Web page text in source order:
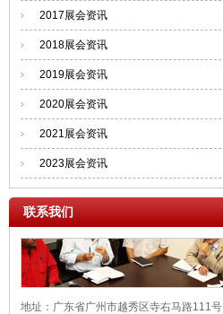
2017展会资讯
2018展会资讯
2019展会资讯
2020展会资讯
2021展会资讯
2023展会资讯
联系我们
地址：广东省广州市越秀区寺右马路111号